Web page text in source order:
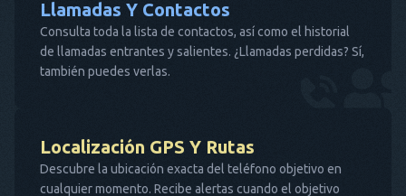
Llamadas Y Contactos
Consulta toda la lista de contactos, así como el historial
de llamadas entrantes y salientes. ¿Llamadas perdidas? Sí,
también puedes verlas.
Localización GPS Y Rutas
Descubre la ubicación exacta del teléfono objetivo en
cualquier momento. Recibe alertas cuando el objetivo